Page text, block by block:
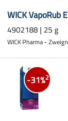
WICK VapoRub
4902188 | 25 g
WICK Pharma -
-31%2